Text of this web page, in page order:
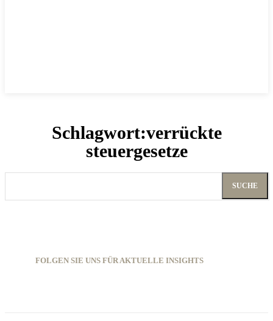
Schlagwort:verrückte
steuergesetze
SUCHE
FOLGEN SIE UNS FÜR AKTUELLE INSIGHTS